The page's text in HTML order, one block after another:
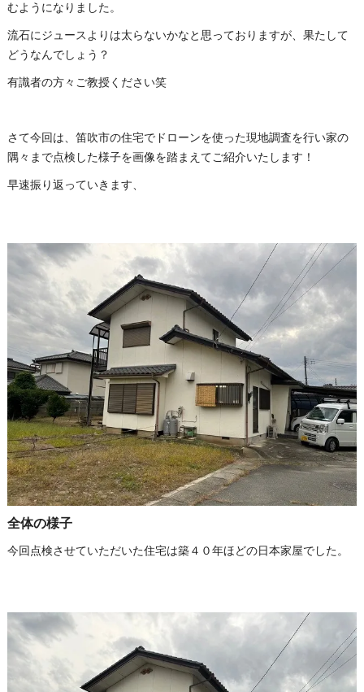
むようになりました。
流石にジュースよりは太らないかなと思っておりますが、果たして
どうなんでしょう？
有識者の方々ご教授ください笑
さて今回は、笛吹市の住宅でドローンを使った現地調査を行い家の
隅々まで点検した様子を画像を踏まえてご紹介いたします！
早速振り返っていきます、
全体の様子
今回点検させていただいた住宅は築４０年ほどの日本家屋でした。